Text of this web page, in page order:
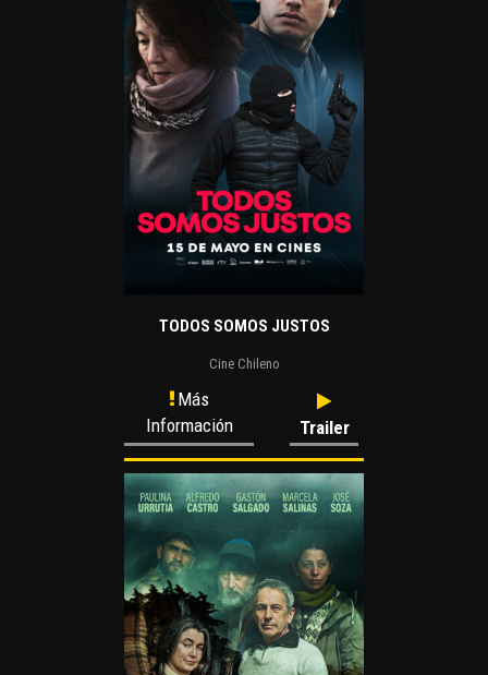
TODOS SOMOS JUSTOS
Cine Chileno
Más
Información
Trailer